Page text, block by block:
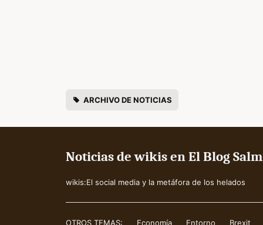
ARCHIVO DE NOTICIAS
Noticias de wikis en El Blog
wikis:El social media y la metáfora de los helados
OTROS TEMAS: Economía Entorno Brexit